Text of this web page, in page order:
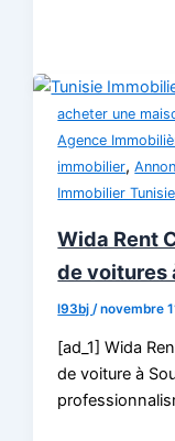
acheter une
Agence
immobilier,
Immobilier Tunisie
Wida Rent
de voitures
l93bj /novembre
[ad_1] Wida
de voiture à